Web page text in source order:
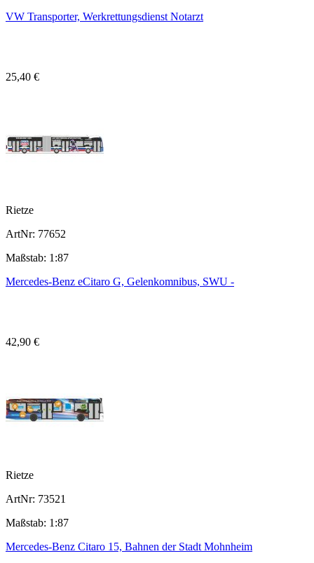
VW Transporter, Werkrettungsdienst Notarzt
25,40 €
Rietze
ArtNr: 77652
Maßstab: 1:87
Mercedes-Benz eCitaro G, Gelenkomnibus, SWU -
42,90 €
Rietze
ArtNr: 73521
Maßstab: 1:87
Mercedes-Benz Citaro 15, Bahnen der Stadt Mohnheim